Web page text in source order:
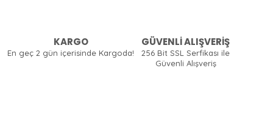
KARGO
En geç 2 gün içerisinde Kargoda!
GÜVENLİ ALIŞVERİŞ
256 Bit SSL Serfikası ile
Güvenli Alışveriş